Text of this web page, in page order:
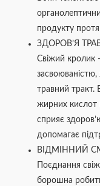
продукту
ЗДОРОВ’Я
Свіжий кролик
травний тракт.
жирних кислот
сприяє
допомагає
ВІДМІННИЙ
Поєднання
борошна